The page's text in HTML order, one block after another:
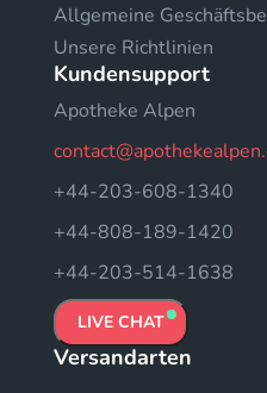
Allgemeine
Unsere Richtlinien
Kundensupport
Apotheke Alpen
+44-203-608-1340
+44-808-189-1420
+44-203-514-1638
LIVE CHAT
Versandarten